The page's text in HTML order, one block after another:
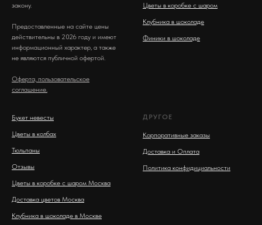
закону.
Предоставленные на сайте цены
действительны в 2026 году и имеют
информационный характер, а также
не являются публичной офертой.
Оферта, пользовательское
соглашение.
Цветы в коробке с шаром
Клубника в шоколаде
Финики в шоколаде
Букет невесты
Цветы в колбах
Тюльпаны
Отзывы
Цветы в коробке с шаром Москва
Доставка цветов Москва
Клубника в шоколаде в Москве
ДРУГОЕ
Корпоративные заказы
Доставка и Оплата
Политика конфидициальности